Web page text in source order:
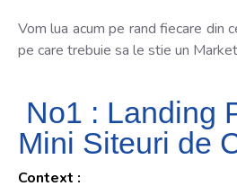
Vom lua acum pe rand fiecare din
pe care trebuie sa le stie un
No1 : Landing
Mini Siteuri de
Context :